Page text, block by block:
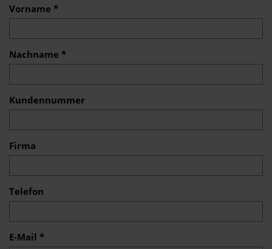
Vorname *
Nachname *
Kundennummer
Firma
Telefon
E-Mail *